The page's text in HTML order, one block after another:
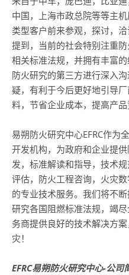
中国，上海市政总院等等主
类型客户前来参观，探讨，
提到，当前的社会特别注重
相关标准法规，并拥有丰富
防火研究的第三方进行深入
疑，有利于今后更好地引导
料，节省企业成本，提高产品
易朔防火研究中心EFRC作为
开发机构，为政府和企业提
发，标准解读和指导，技术
评估，防火工程咨询，火灾
的专业技术服务。我们将不
研究各国阻燃标准法规，竭
务商提供良好的技术解决方
灾！
EFRC易朔防火研究中心-公司